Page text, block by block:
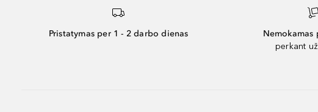
Pristatymas per 1 - 2 darbo dienas
Nemokamas
perkant